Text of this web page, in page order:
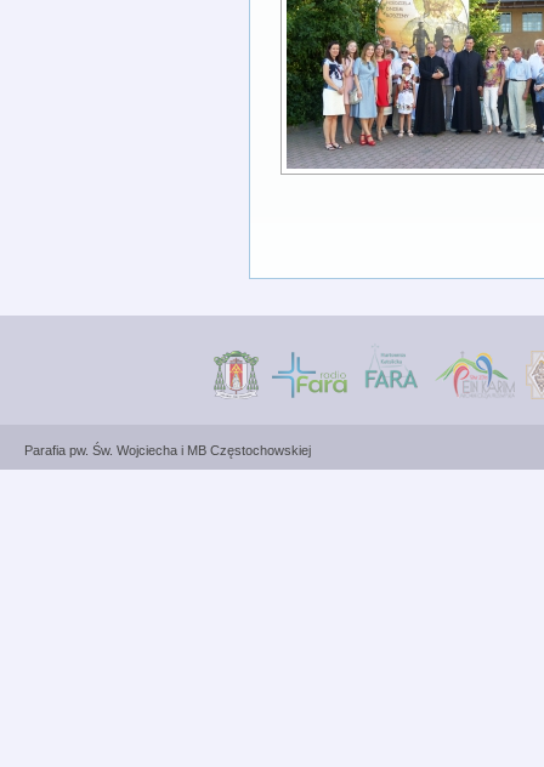
Parafia pw. Św. Wojciecha i MB Częstochowskiej